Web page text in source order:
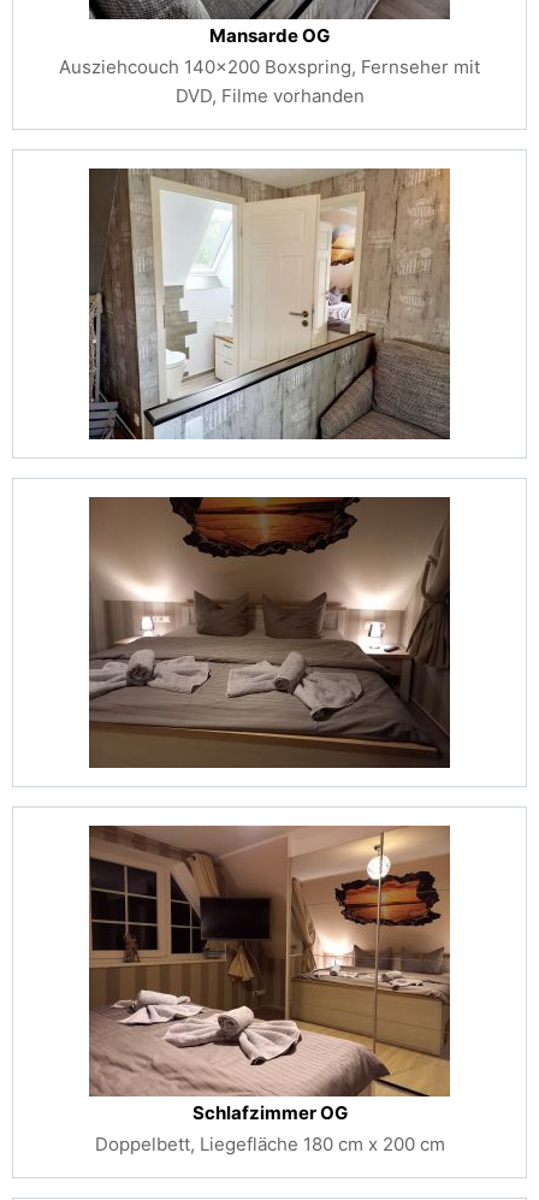
Mansarde OG
Ausziehcouch 140x200 Boxspring, Fernseher mit
DVD, Filme vorhanden
Schlafzimmer OG
Doppelbett, Liegefläche 180 cm x 200 cm